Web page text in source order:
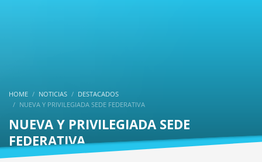
HOME NOTICIAS
DESTACADOS
NUEVA Y PRIVILEGIADA SEDE FEDERATIVA
NUEVA Y PRIVILEGIADA SEDE
FEDERATIVA